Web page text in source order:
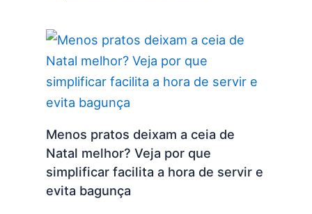
Menos pratos deixam a ceia de
Natal melhor? Veja por que
simplificar facilita a hora de servir e
evita bagunça